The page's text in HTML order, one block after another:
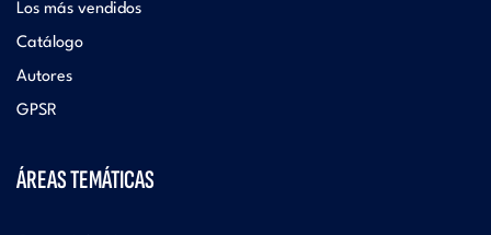
Los más vendidos
Catálogo
Autores
GPSR
ÁREAS TEMÁTICAS